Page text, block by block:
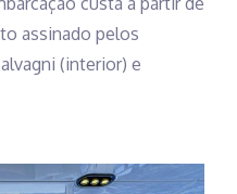
assinado pelos
(interior) e